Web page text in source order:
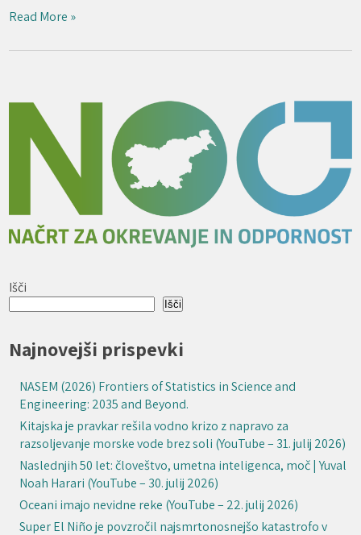
Read More »
Išči
Išči
Najnovejši prispevki
NASEM (2026) Frontiers of Statistics in Science and
Engineering: 2035 and Beyond.
Kitajska je pravkar rešila vodno krizo z napravo za
razsoljevanje morske vode brez soli (YouTube – 31. julij 2026)
Naslednjih 50 let: človeštvo, umetna inteligenca, moč | Yuval
Noah Harari (YouTube – 30. julij 2026)
Oceani imajo nevidne reke (YouTube – 22. julij 2026)
Super El Niño je povzročil najsmrtonosnejšo katastrofo v